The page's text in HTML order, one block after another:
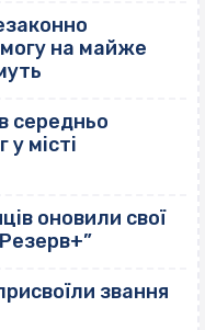
на майже
середньо
у місті
оновили свої
звання